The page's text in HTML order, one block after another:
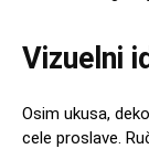
Vizuelni
Osim ukusa,
cele proslave.